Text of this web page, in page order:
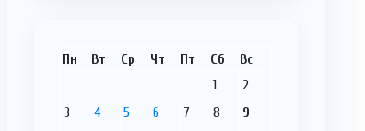
Пн Вт Ср Чт Пт Сб Вс
1
2
3
4 5 6 7 8
9